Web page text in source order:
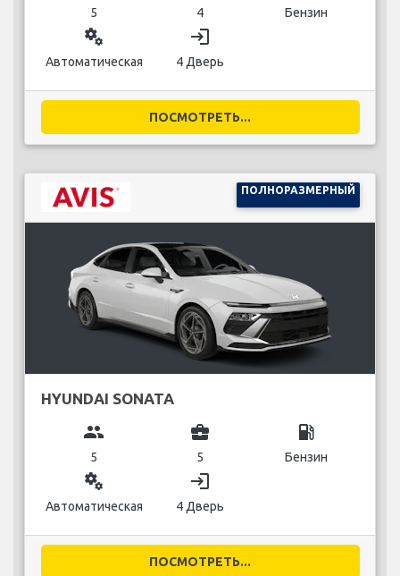
5 4 Бензин
miscellaneous_services
Автоматическая
login
4 Дверь
ПОСМОТРЕТЬ...
ПОЛНОРАЗМЕРНЫЙ
HYUNDAI SONATA
group
5
business_center
5
local_gas_station
Бензин
miscellaneous_services
Автоматическая
login
4 Дверь
ПОСМОТРЕТЬ...